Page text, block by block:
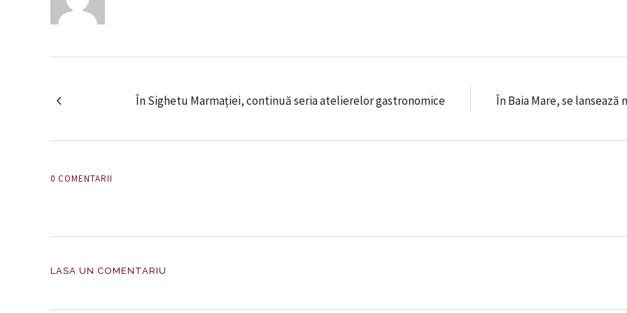
În Sighetu Marmației, continuă seria atelierelor gastronomice În Baia Mare, se
0 COMENTARII
LASA UN COMENTARIU